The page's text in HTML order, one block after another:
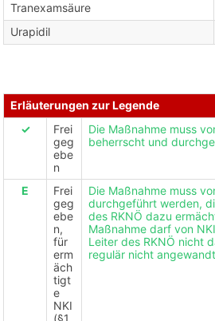
Tranexamsäure
Urapidil
Erläuterungen zur Legende
✓
Frei
geg
ebe
n
Die Maßnahme muss
beherrscht und
E
Frei
geg
ebe
n,
für
erm
äch
tigt
e
NKI
(§1
Die Maßnahme muss
durchgeführt werden,
des RKNÖ dazu
Maßnahme darf von
Leiter des RKNÖ nicht
regulär nicht